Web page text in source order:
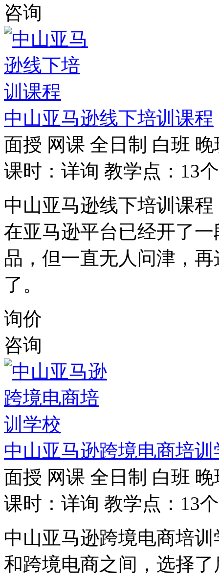
咨询
中山亚马逊线下培训课程
面授 网课 全日制 白班 晚
课时：详询 教学点：13个
中山亚马逊线下培训课
在亚马逊平台已经开了
品，但一直无人问津，
了。
询价
咨询
中山亚马逊跨境电商培训
面授 网课 全日制 白班 晚
课时：详询 教学点：13个
中山亚马逊跨境电商培
和跨境电商之间，选择